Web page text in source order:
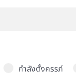
กำลังตั้งครรภ์